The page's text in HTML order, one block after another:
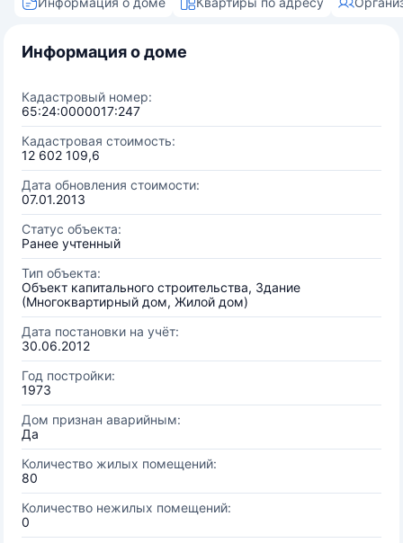
Информация о доме
Кадастровый номер:
65:24:0000017:247
Кадастровая стоимость:
12 602 109,6
Дата обновления стоимости:
07.01.2013
Статус объекта:
Ранее учтенный
Тип объекта:
Объект капитального строительства, Здание
(Многоквартирный дом, Жилой дом)
Дата постановки на учёт:
30.06.2012
Год постройки:
1973
Дом признан аварийным:
Да
Количество жилых помещений:
80
Количество нежилых помещений:
0